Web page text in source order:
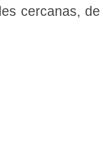
cercanas, de